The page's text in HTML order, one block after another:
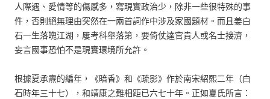
人際遇、愛情等的傷感多，寫現實政治少，除非一些很特殊的事
件，否則絕無理由突然在一兩首詞作中涉及家國題材。而且姜白
石一生落魄江湖，屢考科舉落第，要倚仗達官貴人或名士接濟，
妄言國事恐怕不是現實環境所允許。
根據夏承燾的編年，《暗香》和《疏影》作於南宋紹熙二年（白
石時年三十七），和靖康之難相距已六七十年。正如夏氏所言：